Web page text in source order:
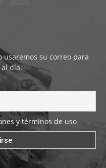
usaremos su correo para
día.
y términos de uso